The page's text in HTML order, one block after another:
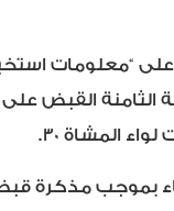
“معلومات
الثامنة القبض على
المشاة ٣٠.
بموجب مذكرة